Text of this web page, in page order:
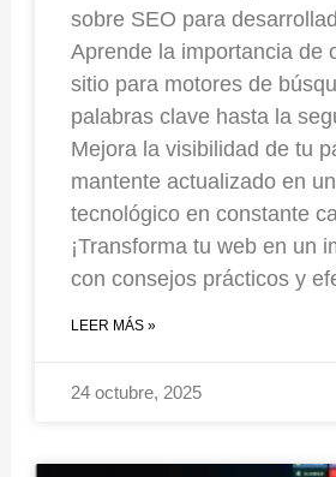
sobre SEO para
Aprende la importancia de
sitio para motores de
palabras clave hasta la
Mejora la visibilidad de tu
mantente actualizado en
tecnológico en constante
¡Transforma tu web en un
con consejos prácticos y
LEER MÁS »
24 octubre, 2025